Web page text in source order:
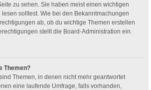
zu sehen. Sie haben meist einen wichtigen
solltest. Wie bei den Bekanntmachungen
ab, ob du wichtige Themen erstellen
stellt die Board-Administration ein.
Themen?
Themen, in denen nicht mehr geantwortet
eine laufende Umfrage, falls vorhanden,